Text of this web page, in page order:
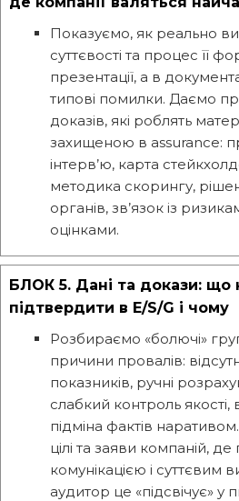
Показуємо, як реально
суттєвості та процес її
презентації, а в
типові помилки. Даємо
доказів, які роблять
захищеною в assurance:
інтерв’ю, карта
методика скорингу,
органів, зв’язок із
оцінками.
БЛОК 5. Дані та докази: що
підтвердити в E/S/G і чому
Розбираємо «болючі»
причини провалів:
показників, ручні
слабкий контроль якості,
підміна фактів
цілі та заяви компаній,
комунікацією і суттєвим
аудитор це «підсвічує» у